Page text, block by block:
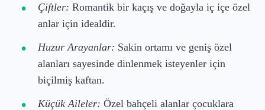
Çiftler: Romantik bir kaçış ve doğayla iç içe özel
anlar için idealdir.
Huzur Arayanlar: Sakin ortamı ve geniş özel
alanları sayesinde dinlenmek isteyenler için
biçilmiş kaftan.
Küçük Aileler: Özel bahçeli alanlar çocuklara